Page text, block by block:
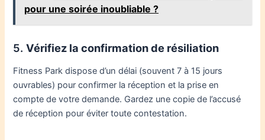
pour une soirée inoubliable ?
5.Vérifiez la confirmation de résiliation
Fitness Park dispose d’un délai (souvent 7 à 15 jours
ouvrables) pour confirmer la réception et la prise en
compte de votre demande. Gardez une copie de l’accusé
de réception pour éviter toute contestation.